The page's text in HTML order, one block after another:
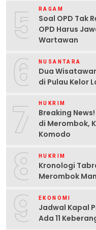
5 RAGAM
Soal OPD Tak
OPD Harus
Wartawan
6 NUSANTARA
Dua
di Pulau Kelor
7 HUKRIM
Breaking
di Merombok,
Komodo
8 HUKRIM
Kronologi
Merombok
9 EKONOMI
Jadwal Kapal
Ada 11